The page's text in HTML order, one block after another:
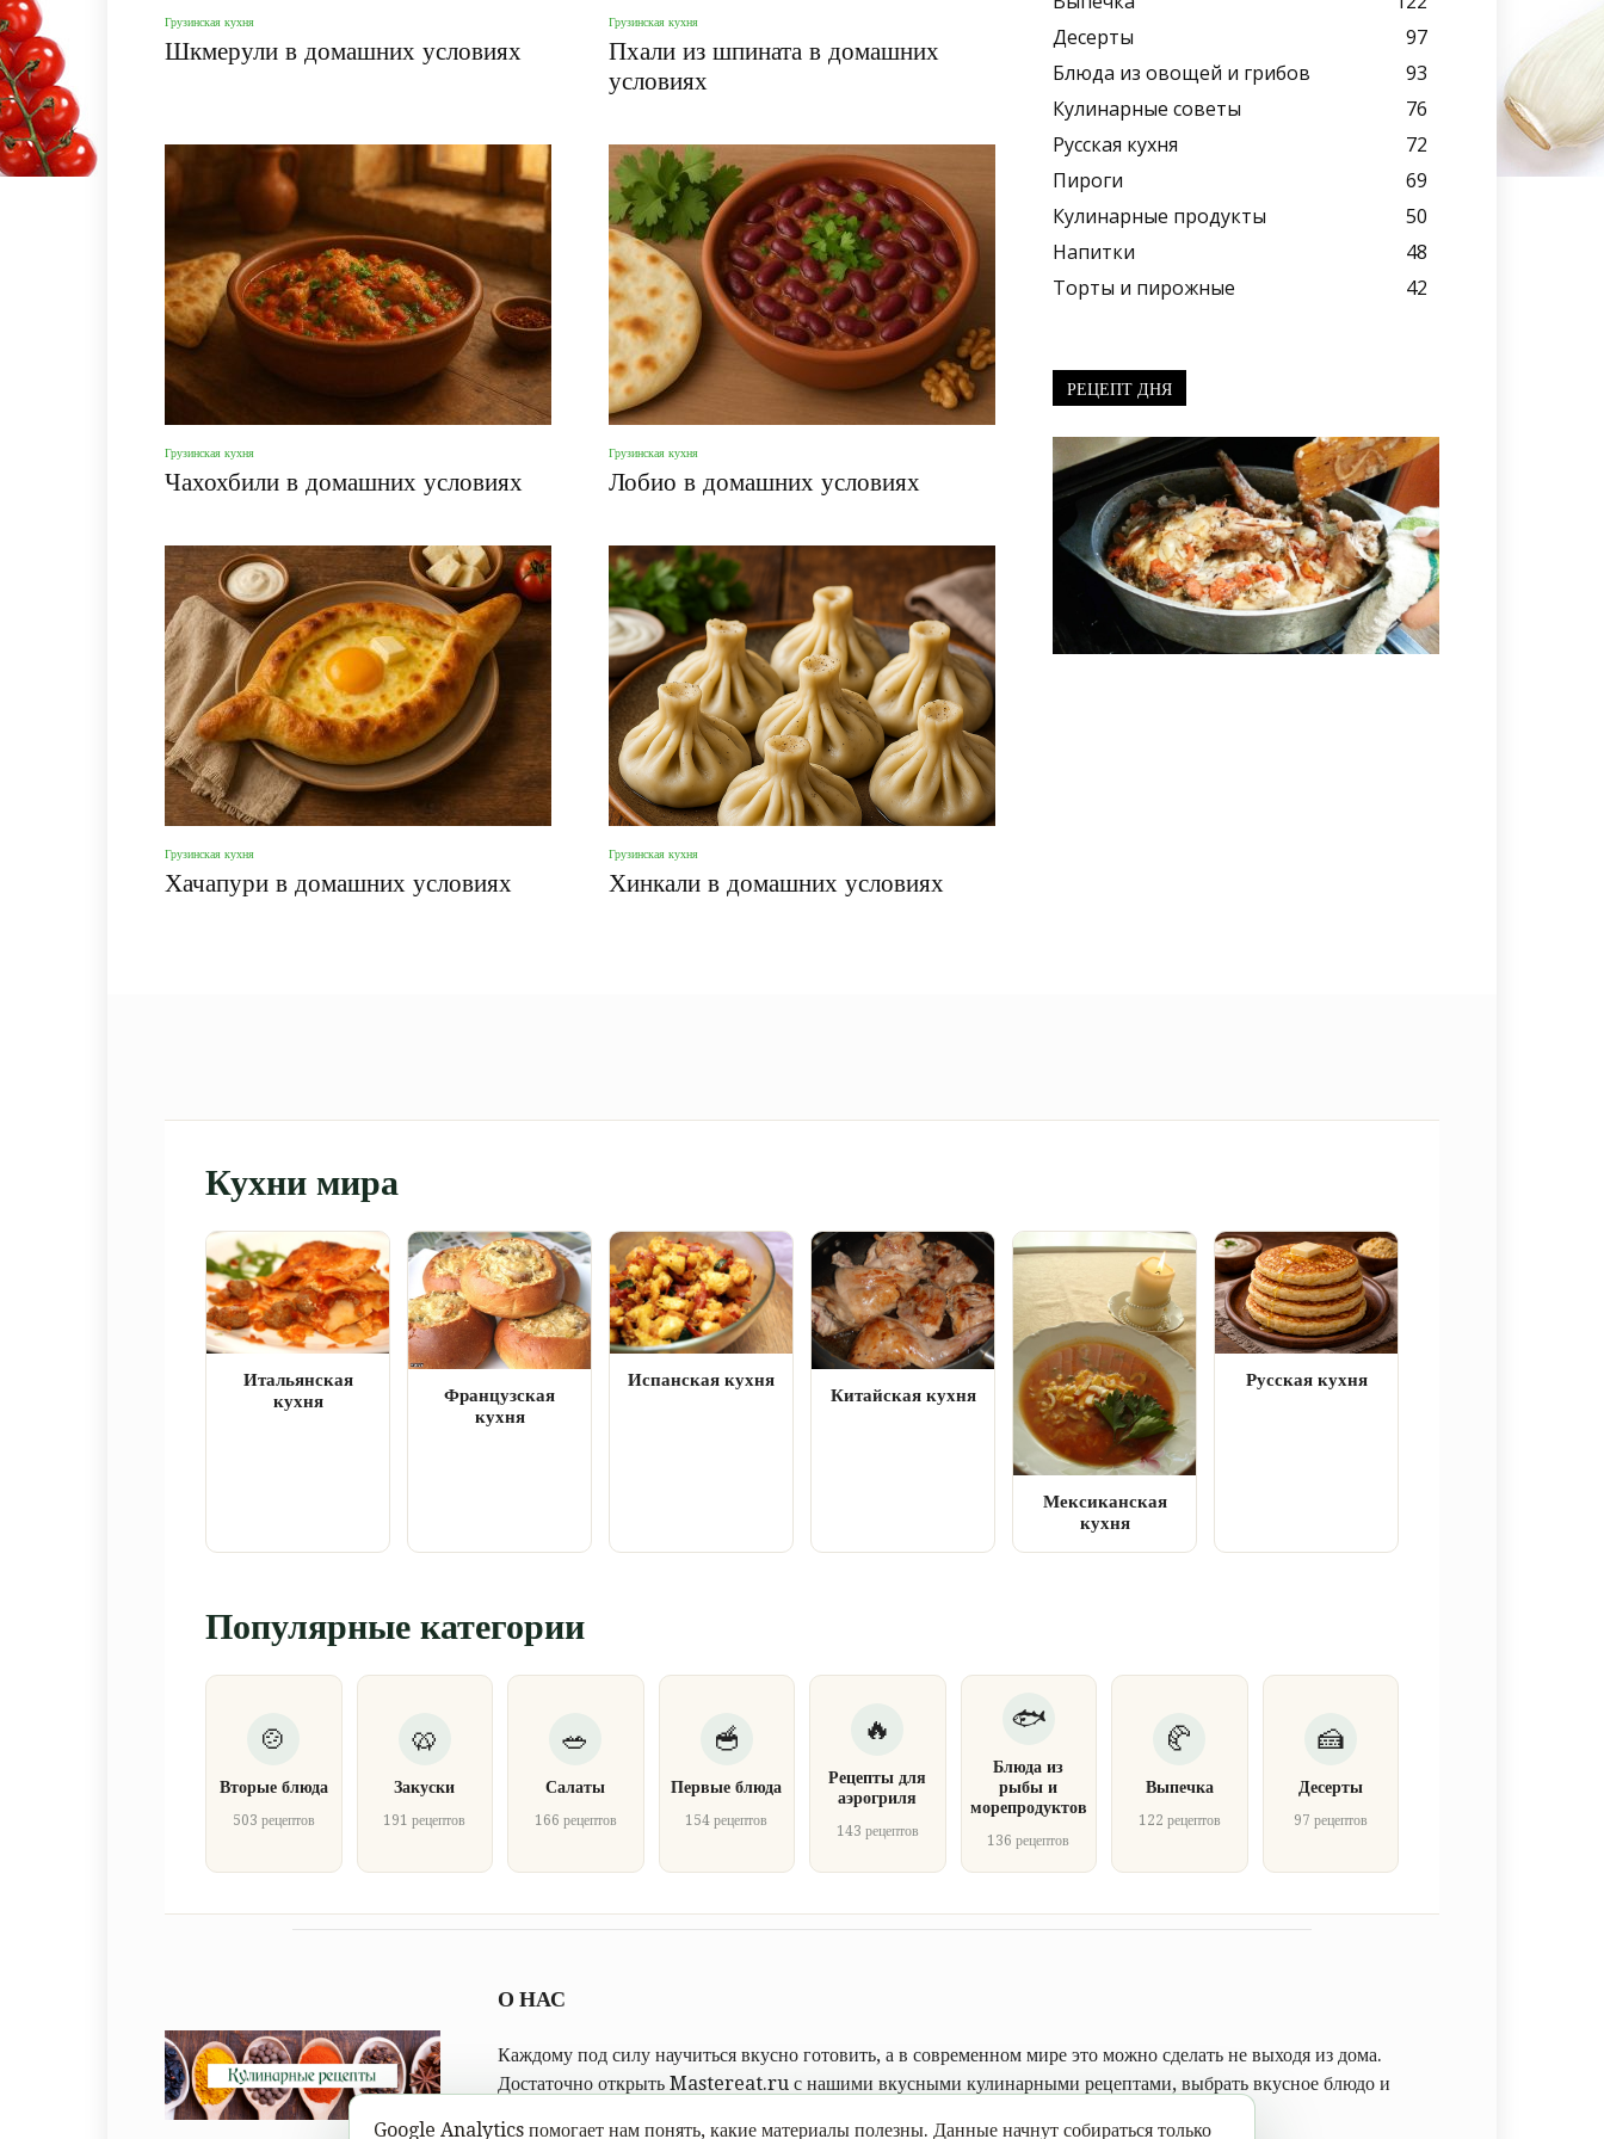
блюда
+
фото
Грузинская кухня
Шкмерули в домашних условиях
Грузинская кухня
Пхали из шпината в домашних
условиях
Грузинская кухня
Чахохбили в домашних условиях
Грузинская кухня
Лобио в домашних условиях
Грузинская кухня
Хачапури в домашних условиях
Грузинская кухня
Хинкали в домашних условиях
Десерты
97
Блюда из овощей и грибов
93
Кулинарные советы
76
Русская кухня
72
Пироги
69
Кулинарные продукты
50
Напитки
48
Торты и пирожные
42
РЕЦЕПТ ДНЯ
Кухни мира
Итальянская
кухня
Французская
кухня
Испанская кухня
Китайская кухня
Мексиканская
кухня
Русская кухня
Популярные категории
Вторые блюда
503 рецептов
Закуски
191 рецептов
Салаты
166 рецептов
Первые блюда
154 рецептов
Рецепты для
аэрогриля
143 рецептов
Блюда из
рыбы и
морепродуктов
136 рецептов
Выпечка
122 рецептов
Десерты
97 рецептов
О НАС
Каждому под силу научиться вкусно готовить, а в современном мире это можно сделать не выходя из дома.
Достаточно открыть Mastereat.ru с нашими вкусными кулинарными рецептами, выбрать вкусное блюдо и
Google Analytics помогает нам понять, какие материалы полезны. Данные начнут собираться только